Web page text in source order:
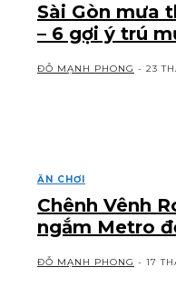
Sài Gòn mưa
– 6 gợi ý trú
ĐỖ MẠNH PHONG - 23
ĂN CHƠI
Chênh Vênh
ngắm Metro
ĐỖ MẠNH PHONG - 17